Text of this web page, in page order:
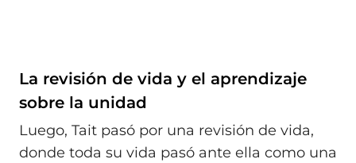
La revisión de vida y el aprendizaje
sobre la unidad
Luego, Tait pasó por una revisión de vida,
donde toda su vida pasó ante ella como una